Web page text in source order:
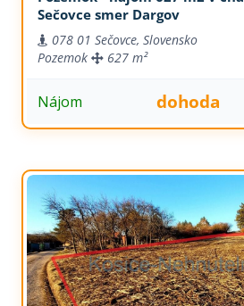
Sečovce smer Dargov
078 01 Sečovce, Slovensko
Pozemok
627 m²
Nájom dohoda